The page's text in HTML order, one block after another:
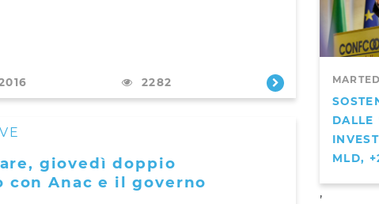
2282
giovedì doppio
con Anac e il governo
DALLE
MLD,
,